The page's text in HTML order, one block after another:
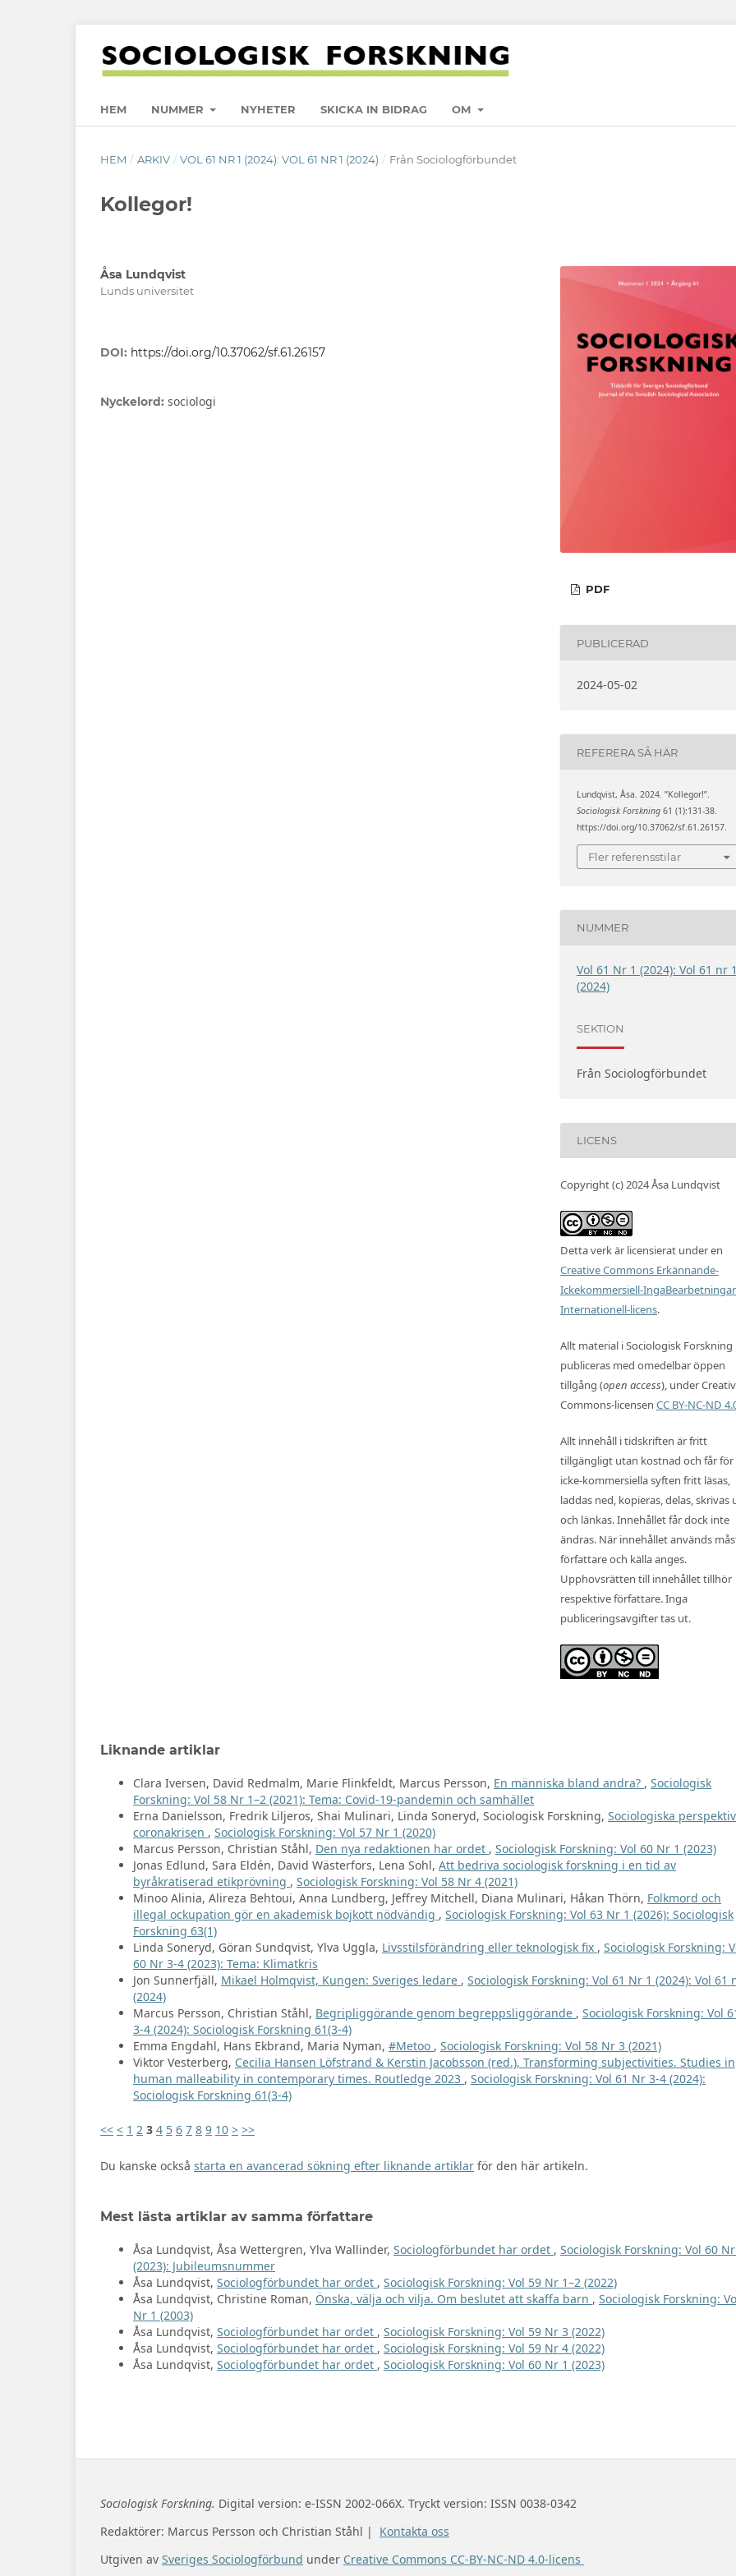
HEM NUMMER NYHETER SKICKA IN BIDRAG OM
HEM / ARKIV / VOL 61 NR 1 (2024): VOL 61 NR 1 (2024) / Från Sociologförbundet
Kollegor!
Åsa Lundqvist
Lunds universitet
DOI: https://doi.org/10.37062/sf.61.26157
Nyckelord: sociologi
PDF
PUBLICERAD
2024-05-02
REFERERA SÅ HÄR
Lundqvist, Åsa. 2024. ”Kollegor!”.
Sociologisk Forskning 61 (1):131-38.
https://doi.org/10.37062/sf.61.26157.
Fler referensstilar
NUMMER
Vol 61 Nr 1 (2024): Vol 61 nr 1
(2024)
SEKTION
Från Sociologförbundet
LICENS
Copyright (c) 2024 Åsa Lundqvist
Detta verk är licensierat under en
Creative Commons Erkännande-
Ickekommersiell-
Internationell-licens.
Allt material i Sociologisk Forskning
publiceras med omedelbar öppen
tillgång (open access), under
Commons-licensen CC BY-NC-ND
Allt innehåll i tidskriften är fritt
tillgängligt utan kostnad och får för
icke-kommersiella syften fritt läsas,
laddas ned, kopieras, delas, skrivas
och länkas. Innehållet får dock inte
ändras. När innehållet används
författare och källa anges.
Upphovsrätten till innehållet tillhör
respektive författare. Inga
publiceringsavgifter tas ut.
Liknande artiklar
Clara Iversen, David Redmalm, Marie Flinkfeldt, Marcus Persson, En människa bland andra? , Sociologisk
Forskning: Vol 58 Nr 1–2 (2021): Tema: Covid-19-pandemin och samhället
Erna Danielsson, Fredrik Liljeros, Shai Mulinari, Linda Soneryd, Sociologisk Forskning, Sociologiska
coronakrisen , Sociologisk Forskning: Vol 57 Nr 1 (2020)
Marcus Persson, Christian Ståhl, Den nya redaktionen har ordet , Sociologisk Forskning: Vol 60 Nr 1 (2023)
Jonas Edlund, Sara Eldén, David Wästerfors, Lena Sohl, Att bedriva sociologisk forskning i en tid av
byråkratiserad etikprövning , Sociologisk Forskning: Vol 58 Nr 4 (2021)
Minoo Alinia, Alireza Behtoui, Anna Lundberg, Jeffrey Mitchell, Diana Mulinari, Håkan Thörn, Folkmord och
illegal ockupation gör en akademisk bojkott nödvändig , Sociologisk Forskning: Vol 63 Nr 1 (2026): Sociologisk
Forskning 63(1)
Linda Soneryd, Göran Sundqvist, Ylva Uggla, Livsstilsförändring eller teknologisk fix , Sociologisk Forskning:
60 Nr 3-4 (2023): Tema: Klimatkris
Jon Sunnerfjäll, Mikael Holmqvist, Kungen: Sveriges ledare , Sociologisk Forskning: Vol 61 Nr 1 (2024): Vol 61
(2024)
Marcus Persson, Christian Ståhl, Begripliggörande genom begreppsliggörande , Sociologisk Forskning: Vol
3-4 (2024): Sociologisk Forskning 61(3-4)
Emma Engdahl, Hans Ekbrand, Maria Nyman, #Metoo , Sociologisk Forskning: Vol 58 Nr 3 (2021)
Viktor Vesterberg, Cecilia Hansen Löfstrand & Kerstin Jacobsson (red.), Transforming subjectivities. Studies in
human malleability in contemporary times. Routledge 2023 , Sociologisk Forskning: Vol 61 Nr 3-4 (2024):
Sociologisk Forskning 61(3-4)
<< < 1 2 3 4 5 6 7 8 9 10 > >>
Du kanske också starta en avancerad sökning efter liknande artiklar för den här artikeln.
Mest lästa artiklar av samma författare
Åsa Lundqvist, Åsa Wettergren, Ylva Wallinder, Sociologförbundet har ordet , Sociologisk Forskning: Vol 60
(2023): Jubileumsnummer
Åsa Lundqvist, Sociologförbundet har ordet , Sociologisk Forskning: Vol 59 Nr 1–2 (2022)
Åsa Lundqvist, Christine Roman, Önska, välja och vilja. Om beslutet att skaffa barn , Sociologisk Forskning:
Nr 1 (2003)
Åsa Lundqvist, Sociologförbundet har ordet , Sociologisk Forskning: Vol 59 Nr 3 (2022)
Åsa Lundqvist, Sociologförbundet har ordet , Sociologisk Forskning: Vol 59 Nr 4 (2022)
Åsa Lundqvist, Sociologförbundet har ordet , Sociologisk Forskning: Vol 60 Nr 1 (2023)
Sociologisk Forskning. Digital version: e-ISSN 2002-066X. Tryckt version: ISSN 0038-0342
Redaktörer: Marcus Persson och Christian Ståhl | Kontakta oss
Utgiven av Sveriges Sociologförbund under Creative Commons CC-BY-NC-ND 4.0-licens